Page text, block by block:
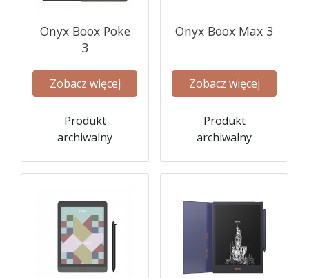
Onyx Boox Poke
3
Zobacz więcej
Produkt
archiwalny
Onyx Boox Max 3
Zobacz więcej
Produkt
archiwalny